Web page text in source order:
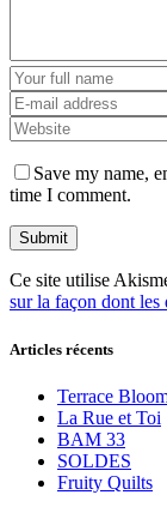
Save my name,
time I comment.
Ce site utilise
sur la façon dont les
Articles récents
Terrace
La Rue et Toi
BAM 33
SOLDES
Fruity Quilts